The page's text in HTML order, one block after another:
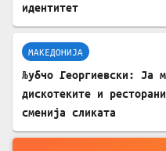
идентитет
МАКЕДОНИЈА
Љубчо Георгиевски: Ја
дискотеките и
сменија сликата